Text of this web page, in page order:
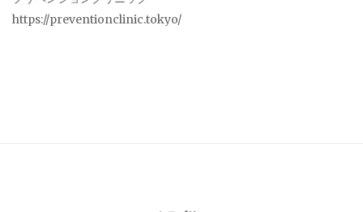
https://preventionclinic.tokyo/